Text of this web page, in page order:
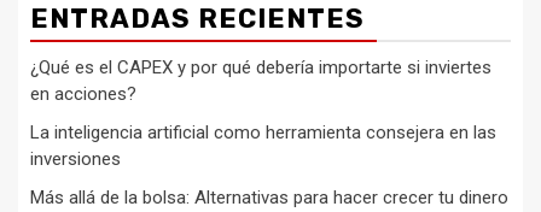
ENTRADAS RECIENTES
¿Qué es el CAPEX y por qué debería importarte si inviertes
en acciones?
La inteligencia artificial como herramienta consejera en las
inversiones
Más allá de la bolsa: Alternativas para hacer crecer tu dinero